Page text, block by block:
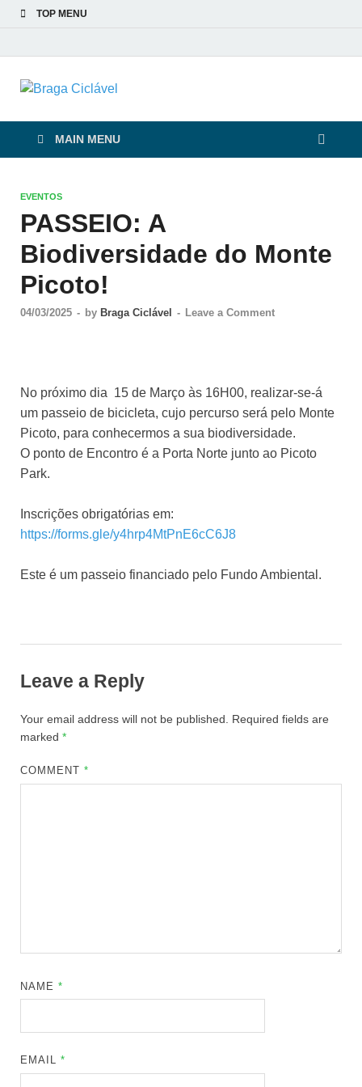
TOP MENU
Braga Ciclável
MAIN MENU
EVENTOS
PASSEIO: A
Biodiversidade do Monte
Picoto!
04/03/2025 - by Braga Ciclável - Leave a Comment
No próximo dia 15 de Março às 16H00, realizar-se-á
um passeio de bicicleta, cujo percurso será pelo Monte
Picoto, para conhecermos a sua biodiversidade.
O ponto de Encontro é a Porta Norte junto ao Picoto
Park.
Inscrições obrigatórias em:
https://forms.gle/y4hrp4MtPnE6cC6J8
Este é um passeio financiado pelo Fundo Ambiental.
Leave a Reply
Your email address will not be published.
Required fields are
marked *
COMMENT*
NAME*
EMAIL*